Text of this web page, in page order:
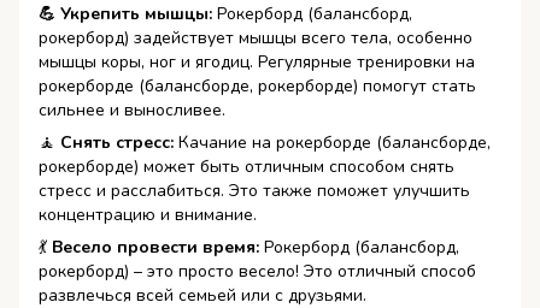
💪 Укрепить мышцы: Рокерборд (балансборд,
рокерборд) задействует мышцы всего тела, особенно
мышцы коры, ног и ягодиц. Регулярные тренировки на
рокерборде (балансборде, рокерборде) помогут стать
сильнее и выносливее.
🧘️ Снять стресс: Качание на рокерборде (балансборде,
рокерборде) может быть отличным способом снять
стресс и расслабиться. Это также поможет улучшить
концентрацию и внимание.
💃️ Весело провести время: Рокерборд (балансборд,
рокерборд) – это просто весело! Это отличный способ
развлечься всей семьей или с друзьями.